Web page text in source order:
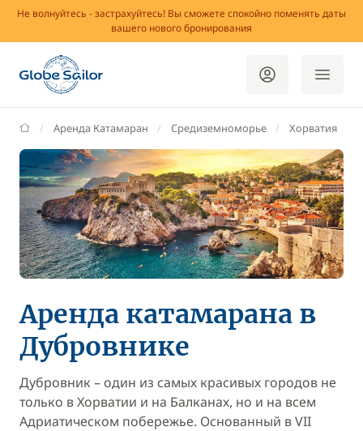
Не волнуйтесь - застрахуйтесь! Вы сможете спокойно поменять даты
вашего нового бронирования
GlobeSailor
Аренда Катамаран Средиземноморье Хорватия
Аренда катамарана в
Дубровнике
Дубровник – один из самых красивых городов не
только в Хорватии и на Балканах, но и на всем
Адриатическом побережье. Основанный в VII